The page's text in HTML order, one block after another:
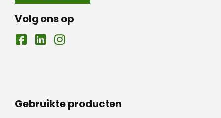
Volg ons op
Gebruikte producten